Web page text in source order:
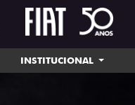
INSTITUCIONAL